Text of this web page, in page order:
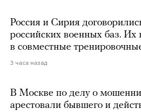
Россия и Сирия
российских военных баз. Их
в совместные
3 часа назад
В Москве по делу о
арестовали бывшего и